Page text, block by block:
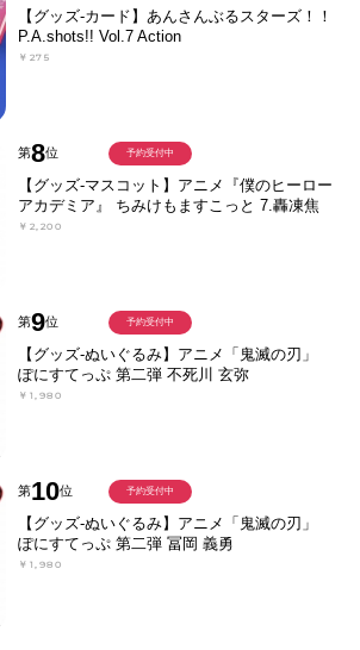
【グッズ-カード】あんさんぶるスターズ！！
P.A.shots!! Vol.7 Action
￥275
第8位
【グッズ-マスコット】アニメ『僕のヒーロー
アカデミア』 ちみけもますこっと 7.轟凍焦
￥2,200
予約受付中
第9位
【グッズ-ぬいぐるみ】アニメ「鬼滅の刃」
ぽにすてっぷ 第二弾 不死川 玄弥
￥1,980
予約受付中
第10位
【グッズ-ぬいぐるみ】アニメ「鬼滅の刃」
ぽにすてっぷ 第二弾 冨岡 義勇
￥1,980
予約受付中